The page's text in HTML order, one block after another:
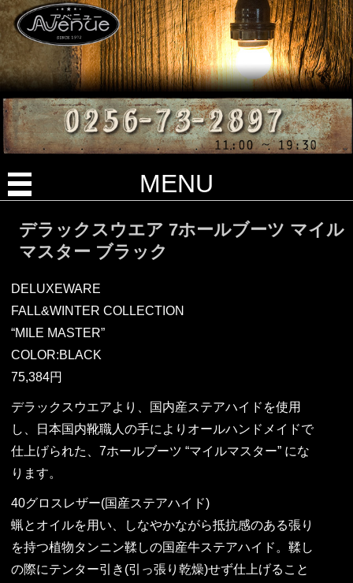
MENU
デラックスウエア 7ホールブーツ マイル
マスター ブラック
DELUXEWARE
FALL&WINTER COLLECTION
“MILE MASTER”
COLOR:BLACK
75,384円
デラックスウエアより、国内産ステアハイドを使用
し、日本国内靴職人の手によりオールハンドメイドで
仕上げられた、7ホールブーツ “マイルマスター” にな
ります。
40グロスレザー(国産ステアハイド)
蝋とオイルを用い、しなやかながら抵抗感のある張り
を持つ植物タンニン鞣しの国産牛ステアハイド。鞣し
の際にテンター引き(引っ張り乾燥)せず仕上げること